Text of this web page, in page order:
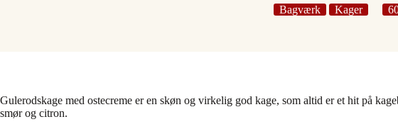
Bagværk Kager
Gulerodskage med ostecreme er en skøn og virkelig god kage, som altid er et hit på
smør og citron.